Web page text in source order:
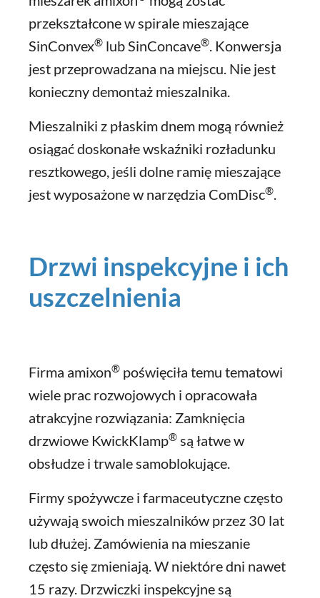
przekształcone w spirale mieszające
SinConvex® lub SinConcave®. Konwersja
jest przeprowadzana na miejscu. Nie jest
konieczny demontaż mieszalnika.
Mieszalniki z płaskim dnem mogą również
osiągać doskonałe wskaźniki rozładunku
resztkowego, jeśli dolne ramię mieszające
jest wyposażone w narzędzia ComDisc®.
Drzwi inspekcyjne i ich
uszczelnienia
Firma amixon® poświęciła temu tematowi
wiele prac rozwojowych i opracowała
atrakcyjne rozwiązania: Zamknięcia
drzwiowe KwickKlamp® są łatwe w
obsłudze i trwale samoblokujące.
Firmy spożywcze i farmaceutyczne często
używają swoich mieszalników przez 30 lat
lub dłużej. Zamówienia na mieszanie
często się zmieniają. W niektóre dni nawet
15 razy. Drzwiczki inspekcyjne są